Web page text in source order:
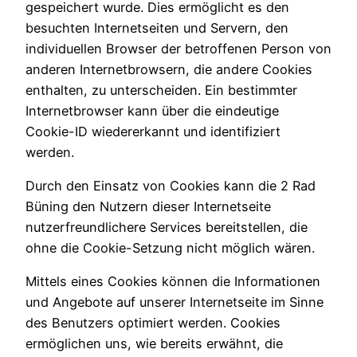
gespeichert wurde. Dies ermöglicht es den
besuchten Internetseiten und Servern, den
individuellen Browser der betroffenen Person von
anderen Internetbrowsern, die andere Cookies
enthalten, zu unterscheiden. Ein bestimmter
Internetbrowser kann über die eindeutige
Cookie-ID wiedererkannt und identifiziert
werden.
Durch den Einsatz von Cookies kann die 2 Rad
Büning den Nutzern dieser Internetseite
nutzerfreundlichere Services bereitstellen, die
ohne die Cookie-Setzung nicht möglich wären.
Mittels eines Cookies können die Informationen
und Angebote auf unserer Internetseite im Sinne
des Benutzers optimiert werden. Cookies
ermöglichen uns, wie bereits erwähnt, die